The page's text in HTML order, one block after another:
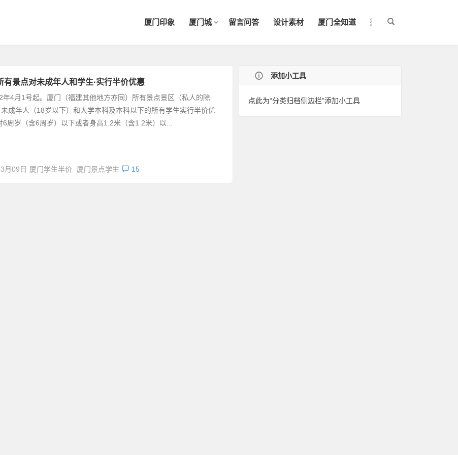
厦门印象 厦门城 留言问答 设计素材 厦门全知道
有景点对未成年人和学生·实行半价优惠
年4月1号起。厦门（福建其他地方亦同）所有景点景区（私人的除
成年人（18岁以下）和大学本科及本科以下的所有学生实行半价优
6周岁（含6周岁）以下或者身高1.2米（含1.2米）以...
月09日 厦门学生半价 厦门景点学生 15
添加小工具
点此为“分类归档侧边栏”添加小工具